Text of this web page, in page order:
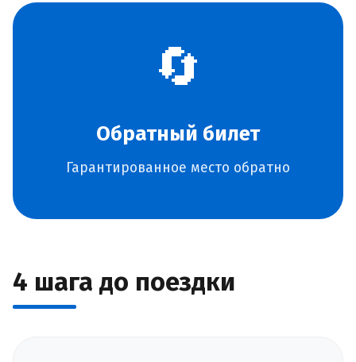
🔄
Обратный билет
Гарантированное место обратно
4 шага до поездки